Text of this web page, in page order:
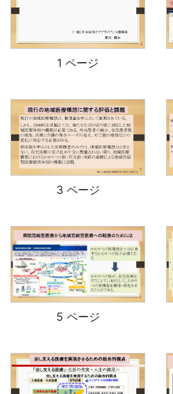
1 ページ
3 ページ
5 ページ